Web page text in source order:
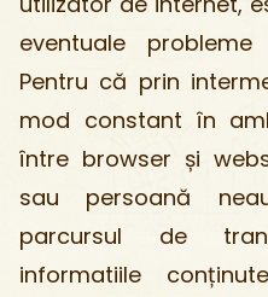
eventuale
Pentru că prin
mod constant în
între browser și
sau persoană
parcursul de
informatiile